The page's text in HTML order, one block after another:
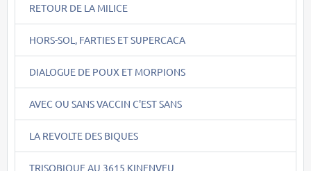
RETOUR DE LA MILICE
HORS-SOL, FARTIES ET SUPERCACA
DIALOGUE DE POUX ET MORPIONS
AVEC OU SANS VACCIN C'EST SANS
LA REVOLTE DES BIQUES
TRISOBIQUE AU 3615 KINENVEU